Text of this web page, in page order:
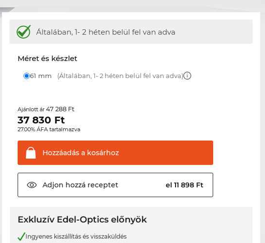
Általában, 1- 2 héten belül fel van adva
Méret és készlet
61 mm (Általában, 1- 2 héten belül fel van adva)
Ajánlott ár47 288 Ft
37 830 Ft
27.00% ÁFA tartalmazva
Hozzáadás a kosárhoz
Adjon hozzá receptet el 11 898 Ft
Exkluzív Edel-Optics előnyök
Ingyenes kiszállítás és visszaküldés